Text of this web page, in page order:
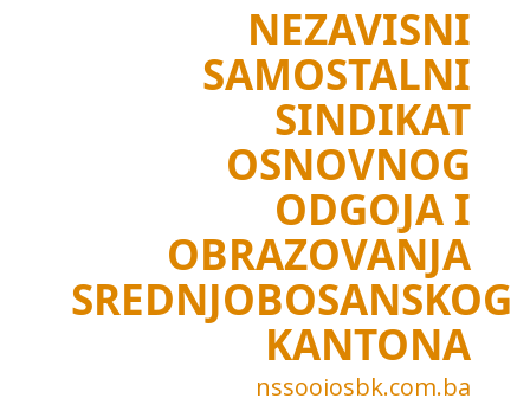
NEZAVISNI
SAMOSTALNI
SINDIKAT
OSNOVNOG
ODGOJA I
OBRAZOVANJA
SREDNJOBOSANSKOG
KANTONA
nssooiosbk.com.ba